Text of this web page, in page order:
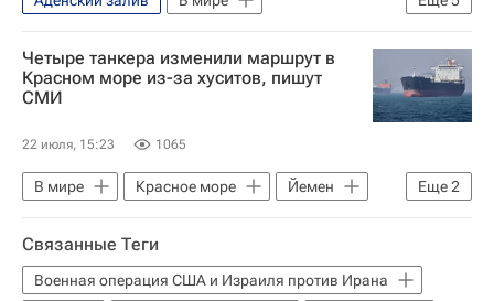
Средиземное море
Ливия
Кайя Каллас
Евросоюз ООН
Четыре танкера изменили маршрут в
Красном море из-за хуситов, пишут
СМИ
22 июля, 15:23 1065
Еще2
В мире Красное море
Йемен
Саудовская Аравия
Ансар Алла
Связанные Теги
Военная операция США и Израиля против Ирана